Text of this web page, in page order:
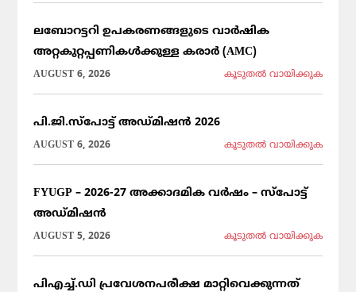
ലബോറട്ടറി ഉപകരണങ്ങളുടെ വാർഷിക
അറ്റകുറ്റപ്പണികൾക്കുള്ള കരാർ (AMC)
AUGUST 6, 2026 കൂടുതല്‍ വായിക്കുക
പി.ജി.സ്പോട്ട് അഡ്മിഷൻ 2026
AUGUST 6, 2026 കൂടുതല്‍ വായിക്കുക
FYUGP – 2026-27 അക്കാദമിക വർഷം – സ്പോട്ട്
അഡ്മിഷൻ
AUGUST 5, 2026 കൂടുതല്‍ വായിക്കുക
പിഎച്ച്.ഡി പ്രവേശനപരീക്ഷ മാറ്റിവെക്കുന്നത്